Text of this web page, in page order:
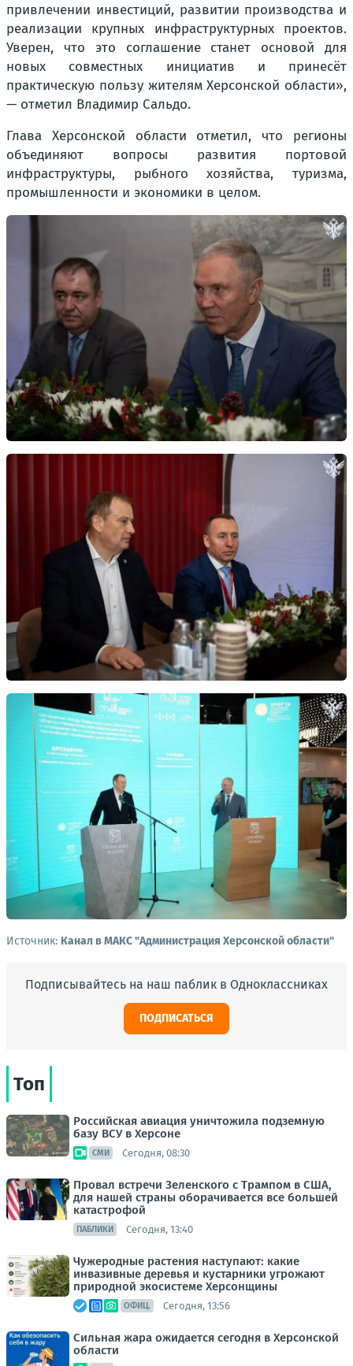
привлечении инвестиций, развитии производства и
реализации крупных инфраструктурных проектов.
Уверен, что это соглашение станет основой для
новых совместных инициатив и принесёт
практическую пользу жителям Херсонской области»,
— отметил Владимир Сальдо.
Глава Херсонской области отметил, что регионы
объединяют вопросы развития портовой
инфраструктуры, рыбного хозяйства, туризма,
промышленности и экономики в целом.
Источник: Канал в МАКС "Администрация Херсонской области"
Подписывайтесь на наш паблик в Одноклассниках
ПОДПИСАТЬСЯ
Топ
Российская авиация уничтожила подземную
базу ВСУ в Херсоне
СМИ Сегодня, 08:30
Провал встречи Зеленского с Трампом в США,
для нашей страны оборачивается все большей
катастрофой
ПАБЛИКИ Сегодня, 13:40
Чужеродные растения наступают: какие
инвазивные деревья и кустарники угрожают
природной экосистеме Херсонщины
ОФИЦ. Сегодня, 13:56
Сильная жара ожидается сегодня в Херсонской
области